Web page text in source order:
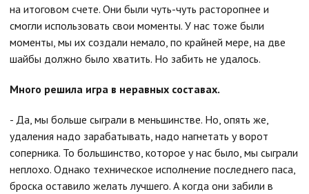
на итоговом счете. Они были чуть-чуть расторопнее и
смогли использовать свои моменты. У нас тоже были
моменты, мы их создали немало, по крайней мере, на две
шайбы должно было хватить. Но забить не удалось.
Много решила игра в неравных составах.
- Да, мы больше сыграли в меньшинстве. Но, опять же,
удаления надо зарабатывать, надо нагнетать у ворот
соперника. То большинство, которое у нас было, мы сыграли
неплохо. Однако техническое исполнение последнего паса,
броска оставило желать лучшего. А когда они забили в